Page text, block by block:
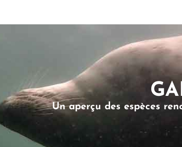
Un aperçu des espèces